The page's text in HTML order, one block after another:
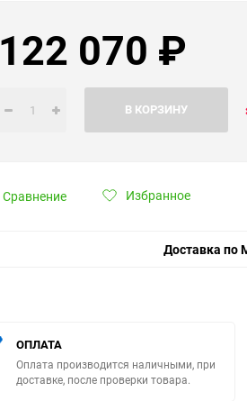
122 070 ₽
В КОРЗИНУ
Сравнение Избранное
Доставка по
ОПЛАТА
Оплата производится наличными, при
доставке, после проверки товара.